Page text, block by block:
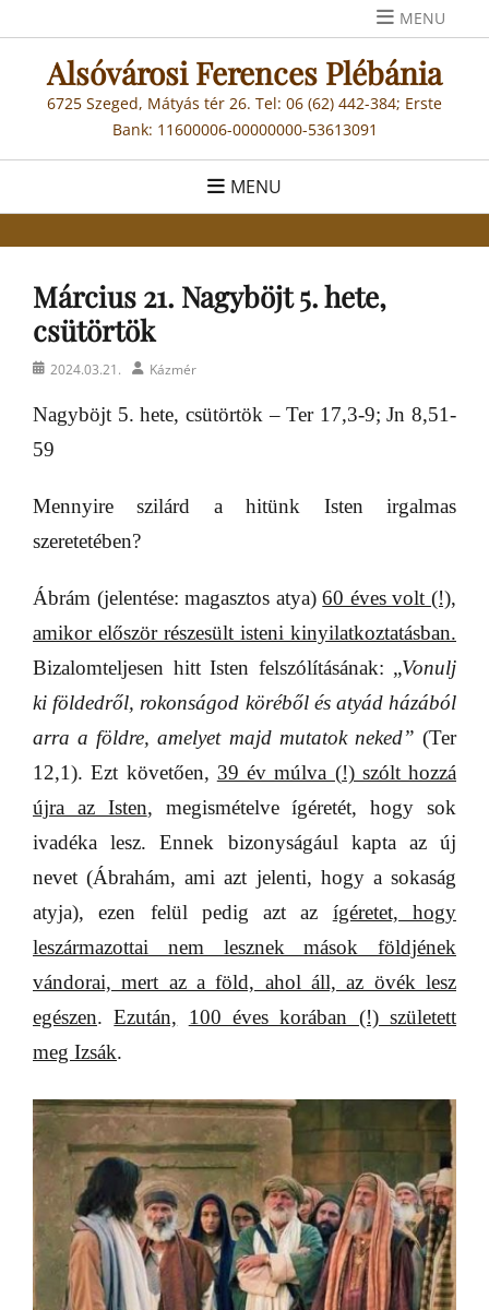
to
content
MENU
Alsóvárosi Ferences Plébánia
6725 Szeged, Mátyás tér 26. Tel: 06 (62) 442-384; Erste
Bank: 11600006-00000000-53613091
MENU
Március 21. Nagyböjt 5. hete,
csütörtök
Posted2024.03.21. AuthorKázmér
Nagyböjt 5. hete, csütörtök – Ter 17,3-9; Jn 8,51-
59
Mennyire szilárd a hitünk Isten irgalmas
szeretetében?
Ábrám (jelentése: magasztos atya)60 éves volt (!),
amikor először részesült isteni kinyilatkoztatásban.
Bizalomteljesen hitt Isten felszólításának: „Vonulj
ki földedről, rokonságod köréből és atyád házából
arra a földre, amelyet majd mutatok neked” (Ter
12,1). Ezt követően, 39 év múlva (!) szólt hozzá
újra az Isten, megismételve ígéretét, hogy sok
ivadéka lesz. Ennek bizonyságául kapta az új
nevet (Ábrahám, ami azt jelenti, hogy a sokaság
atyja), ezen felül pedig azt az ígéretet, hogy
leszármazottai nem lesznek mások földjének
vándorai, mert az a föld, ahol áll, az övék lesz
egészen.Ezután,
100 éves korában (!) született
meg Izsák.